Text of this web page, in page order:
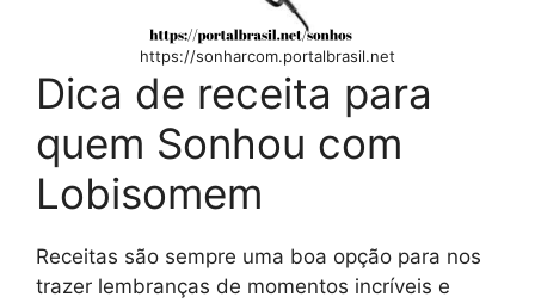
https://sonharcom.portalbrasil.net
Dica de receita para
quem Sonhou com
Lobisomem
Receitas são sempre uma boa opção para nos
trazer lembranças de momentos incríveis e